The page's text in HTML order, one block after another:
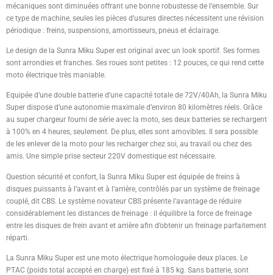
mécaniques sont diminuées offrant une bonne robustesse de l’ensemble. Sur
ce type de machine, seules les pièces d’usures directes nécessitent une révision
périodique : freins, suspensions, amortisseurs, pneus et éclairage.
Le design de la Sunra Miku Super est original avec un look sportif. Ses formes
sont arrondies et franches. Ses roues sont petites : 12 pouces, ce qui rend cette
moto électrique très maniable.
Equipée d’une double batterie d’une capacité totale de 72V/40Ah, la Sunra Miku
Super dispose d’une autonomie maximale d’environ 80 kilomètres réels. Grâce
au super chargeur fourni de série avec la moto, ses deux batteries se rechargent
à 100% en 4 heures, seulement. De plus, elles sont amovibles. Il sera possible
de les enlever de la moto pour les recharger chez soi, au travail ou chez des
amis. Une simple prise secteur 220V domestique est nécessaire.
Question sécurité et confort, la Sunra Miku Super est équipée de freins à
disques puissants à l’avant et à l’arrière, contrôlés par un système de freinage
couplé, dit CBS. Le système novateur CBS présente l’avantage de réduire
considérablement les distances de freinage : il équilibre la force de freinage
entre les disques de frein avant et arrière afin d’obtenir un freinage parfaitement
réparti.
La Sunra Miku Super est une moto électrique homologuée deux places. Le
PTAC (poids total accepté en charge) est fixé à 185 kg. Sans batterie, sont